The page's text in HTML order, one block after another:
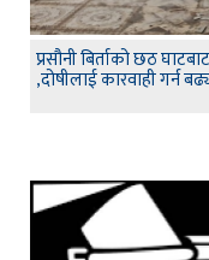
प्रसौनी बिर्ताको छठ
,दोषीलाई कारवाही गर्न